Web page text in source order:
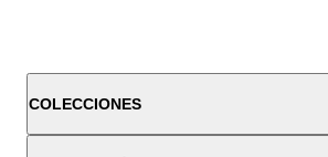
COLECCIONES